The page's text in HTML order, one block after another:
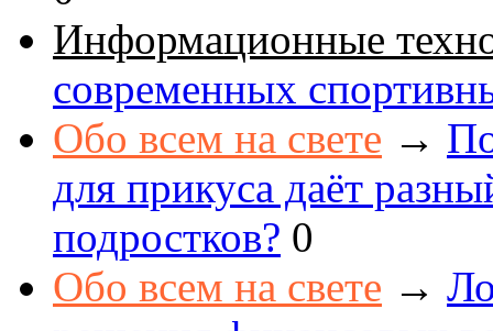
Информационные
современных
Обо всем на свете →
для прикуса даёт
подростков? 0
Обо всем на свете →